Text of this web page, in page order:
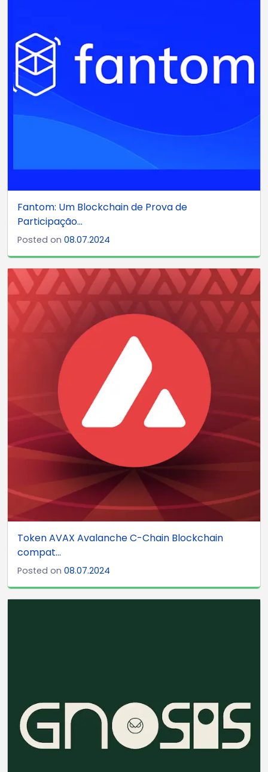
Fantom: Um Blockchain de Prova de
Participação...
Posted on 08.07.2024
Token AVAX Avalanche C-Chain Blockchain
compat...
Posted on 08.07.2024